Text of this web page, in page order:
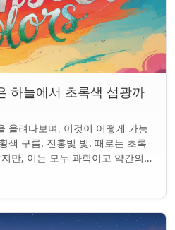
하늘에서 초록색 섬광까
올려다보며, 이것이 어떻게 가능
색 구름. 진홍빛 빛. 때로는 초록
만, 이는 모두 과학이고 약간의
지...